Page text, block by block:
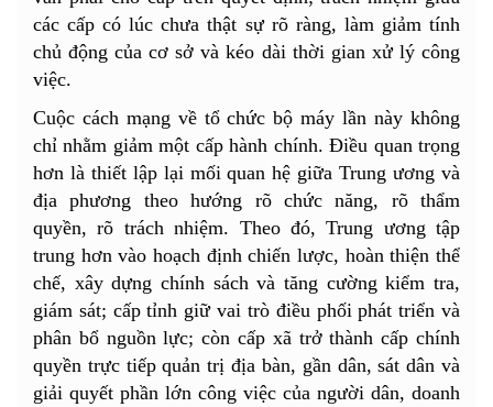
các cấp có lúc chưa thật sự rõ ràng, làm giảm tính
chủ động của cơ sở và kéo dài thời gian xử lý công
việc.
Cuộc cách mạng về tổ chức bộ máy lần này không
chỉ nhằm giảm một cấp hành chính. Điều quan trọng
hơn là thiết lập lại mối quan hệ giữa Trung ương và
địa phương theo hướng rõ chức năng, rõ thẩm
quyền, rõ trách nhiệm. Theo đó, Trung ương tập
trung hơn vào hoạch định chiến lược, hoàn thiện thể
chế, xây dựng chính sách và tăng cường kiểm tra,
giám sát; cấp tỉnh giữ vai trò điều phối phát triển và
phân bổ nguồn lực; còn cấp xã trở thành cấp chính
quyền trực tiếp quản trị địa bàn, gần dân, sát dân và
giải quyết phần lớn công việc của người dân, doanh